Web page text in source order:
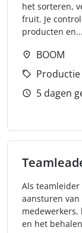
het sorteren,
fruit. Je
producten en...
BOOM
Productie
5 dagen
Als
aansturen van
medewerkers,
en het